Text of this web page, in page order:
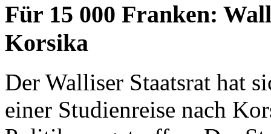
Für 15 000 Franken:
Korsika
Der Walliser Staatsrat hat
einer Studienreise nach